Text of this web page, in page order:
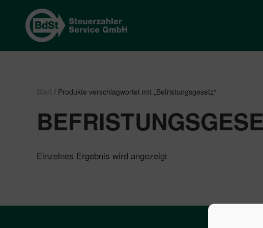
Start / Produkte verschlagwortet mit „Befristungsgesetz“
Einzelnes Ergebnis wird angezeigt